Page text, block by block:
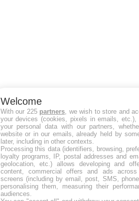
Welcome
With our 225 partners , we wish to store and
your devices (cookies, pixels in emails, etc.),
your personal data with our partners,
website or in our emails, already held by
later, including in other contexts.
Processing this data (identifiers, browsing,
loyalty programs, IP, postal addresses and
geolocation, etc.) allows developing and
content, commercial offers and ads
screens (including by email, post, SMS,
personalising them, measuring their
audiences.